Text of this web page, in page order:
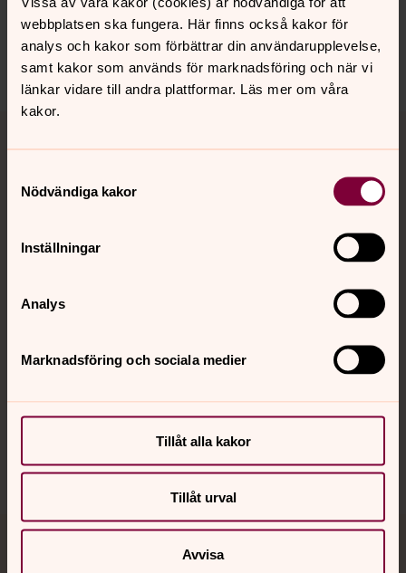
webbplatsen ska fungera. Här finns också kakor för
analys och kakor som förbättrar din användarupplevelse,
samt kakor som används för marknadsföring och när vi
länkar vidare till andra plattformar. Läs mer om våra
kakor.
Nödvändiga kakor
Inställningar
Analys
Marknadsföring och sociala medier
Tillåt alla kakor
Tillåt urval
Avvisa
kropps.forsamling@svenskakyrkan.se
Dela
Tillbaka till toppen
Tillbaka till innehållet
Sociala kanaler
Jourhavande präst